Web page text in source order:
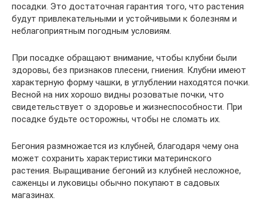
посадки. Это достаточная гарантия того, что растения
будут привлекательными и устойчивыми к болезням и
неблагоприятным погодным условиям.
При посадке обращают внимание, чтобы клубни были
здоровы, без признаков плесени, гниения. Клубни имеют
характерную форму чашки, в углублении находятся почки.
Весной на них хорошо видны розоватые почки, что
свидетельствует о здоровье и жизнеспособности. При
посадке будьте осторожны, чтобы не сломать их.
Бегония размножается из клубней, благодаря чему она
может сохранить характеристики материнского
растения. Выращивание бегоний из клубней несложное,
саженцы и луковицы обычно покупают в садовых
магазинах.